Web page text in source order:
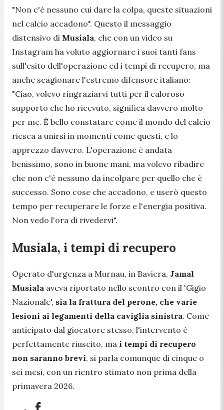
"Non c'è nessuno cui dare la colpa, queste situazioni
nel calcio accadono". Questo il messaggio
distensivo di Musiala, che con un video su
Instagram ha voluto aggiornare i suoi tanti fans
sull'esito dell'operazione ed i tempi di recupero, ma
anche scagionare l'estremo difensore italiano:
"Ciao, volevo ringraziarvi tutti per il caloroso
supporto che ho ricevuto, significa davvero molto
per me. È bello constatare come il mondo del calcio
riesca a unirsi in momenti come questi, e lo
apprezzo davvero. L'operazione è andata
benissimo, sono in buone mani, ma volevo ribadire
che non c'è nessuno da incolpare per quello che è
successo. Sono cose che accadono, e userò questo
tempo per recuperare le forze e l'energia positiva.
Non vedo l'ora di rivedervi".
Musiala, i tempi di recupero
Operato d'urgenza a Murnau, in Baviera, Jamal
Musiala aveva riportato nello scontro con il 'Gigio
Nazionale', sia la frattura del perone, che varie
lesioni ai legamenti della caviglia sinistra. Come
anticipato dal giocatore stesso, l'intervento è
perfettamente riuscito, ma i tempi di recupero
non saranno brevi, si parla comunque di cinque o
sei mesi, con un rientro stimato non prima della
primavera 2026.